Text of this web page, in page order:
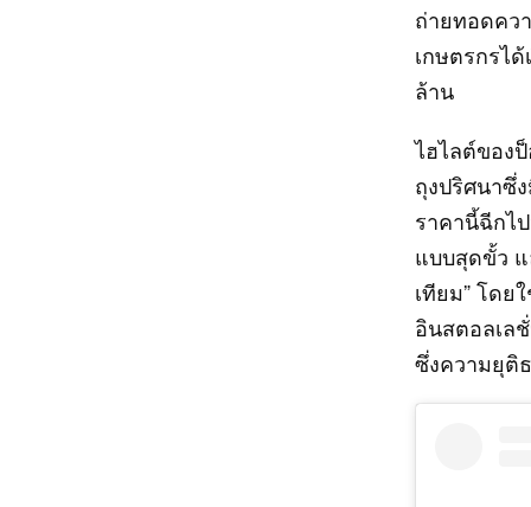
ถ่ายทอดคว
เกษตรกรไ
ล้าน
ไฮไลต์ของ
ถุงปริศนาซึ่
ราคานี้ฉีกไ
แบบสุดขั้ว แ
เทียม” โดย
อินสตอลเล
ซึ่งความยุติ